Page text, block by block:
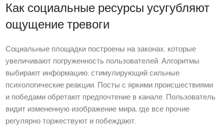
Как социальные ресурсы усугубляют
ощущение тревоги
Социальные площадки построены на законах, которые
увеличивают погруженность пользователей. Алгоритмы
выбирают информацию, стимулирующий сильные
психологические реакции. Посты с яркими происшествиями
и победами обретают предпочтение в канале. Пользователь
видит измененную изображение мира, где все прочие
регулярно торжествуют и побеждают.